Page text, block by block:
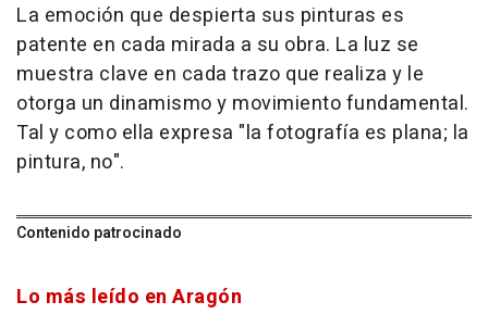
La emoción que despierta sus pinturas es
patente en cada mirada a su obra. La luz se
muestra clave en cada trazo que realiza y le
otorga un dinamismo y movimiento fundamental.
Tal y como ella expresa "la fotografía es plana; la
pintura, no".
Contenido patrocinado
Lo más leído en Aragón